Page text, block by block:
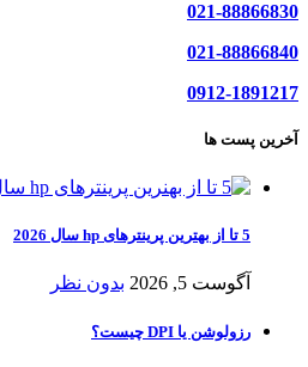
021-88866830
021-88866840
0912-1891217
آخرین پست ها
5 تا از بهترین پرینترهای hp سال 2026
آگوست 5, 2026 بدون نظر
رزولوشن یا DPI چیست؟